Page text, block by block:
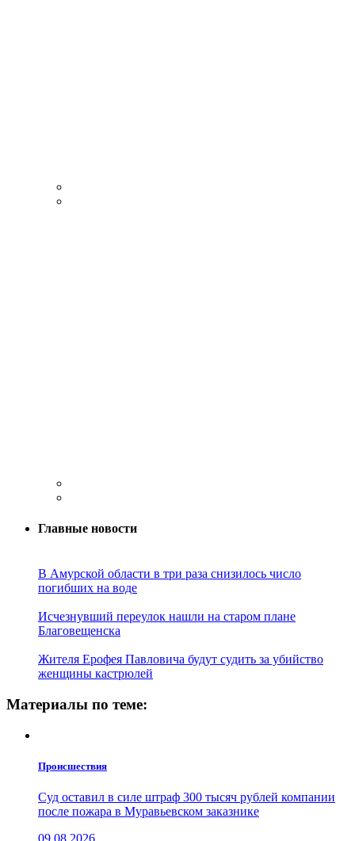
Главные новости
В Амурской области в три раза снизилось число
погибших на воде
Исчезнувший переулок нашли на старом плане
Благовещенска
Жителя Ерофея Павловича будут судить за убийство
женщины кастрюлей
Материалы по теме:
Проиcшествия
Суд оставил в силе штраф 300 тысяч рублей компании
после пожара в Муравьевском заказнике